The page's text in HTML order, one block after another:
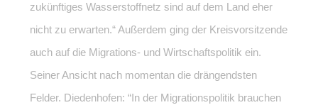
zukünftiges Wasserstoffnetz sind auf dem Land eher
nicht zu erwarten.“ Außerdem ging der Kreisvorsitzende
auch auf die Migrations- und Wirtschaftspolitik ein.
Seiner Ansicht nach momentan die drängendsten
Felder. Diedenhofen: “In der Migrationspolitik brauchen